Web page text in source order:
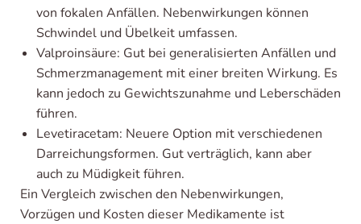
von fokalen Anfällen. Nebenwirkungen können
Schwindel und Übelkeit umfassen.
Valproinsäure: Gut bei generalisierten Anfällen und
Schmerzmanagement mit einer breiten Wirkung. Es
kann jedoch zu Gewichtszunahme und Leberschäden
führen.
Levetiracetam: Neuere Option mit verschiedenen
Darreichungsformen. Gut verträglich, kann aber
auch zu Müdigkeit führen.
Ein Vergleich zwischen den Nebenwirkungen,
Vorzügen und Kosten dieser Medikamente ist